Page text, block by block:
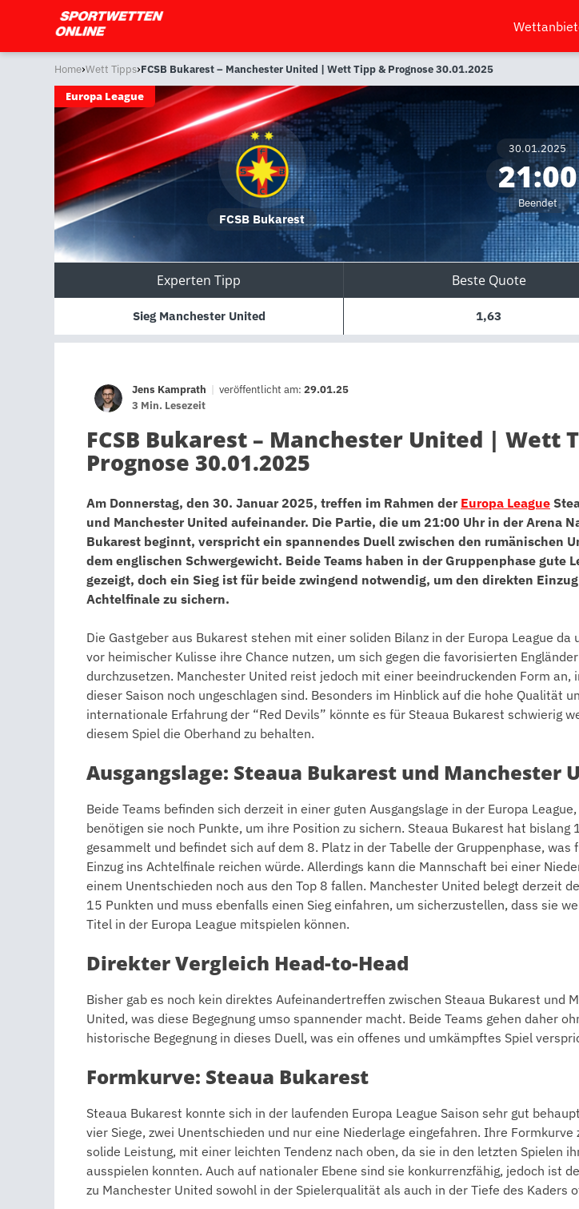
Home›Wett Tipps›FCSB Bukarest – Manchester United | Wett Tipp & Prognose 30.01.2025
Europa League
FCSB Bukarest
30.01.2025
21:00
Beendet
Experten Tipp Beste Quote
Sieg Manchester United 1,63
Jens Kamprath | veröffentlicht am: 29.01.25
3 Min. Lesezeit
FCSB Bukarest – Manchester United | Wett
Prognose 30.01.2025
Am Donnerstag, den 30. Januar 2025, treffen im Rahmen der Europa League
und Manchester United aufeinander. Die Partie, die um 21:00 Uhr in der Arena
Bukarest beginnt, verspricht ein spannendes Duell zwischen den rumänischen
dem englischen Schwergewicht. Beide Teams haben in der Gruppenphase gute
gezeigt, doch ein Sieg ist für beide zwingend notwendig, um den direkten
Achtelfinale zu sichern.
Die Gastgeber aus Bukarest stehen mit einer soliden Bilanz in der Europa League da
vor heimischer Kulisse ihre Chance nutzen, um sich gegen die favorisierten Engländer
durchzusetzen. Manchester United reist jedoch mit einer beeindruckenden Form an,
dieser Saison noch ungeschlagen sind. Besonders im Hinblick auf die hohe Qualität
internationale Erfahrung der “Red Devils” könnte es für Steaua Bukarest schwierig
diesem Spiel die Oberhand zu behalten.
Ausgangslage: Steaua Bukarest und Manchester
Beide Teams befinden sich derzeit in einer guten Ausgangslage in der Europa
benötigen sie noch Punkte, um ihre Position zu sichern. Steaua Bukarest hat bislang
gesammelt und befindet sich auf dem 8. Platz in der Tabelle der Gruppenphase, was
Einzug ins Achtelfinale reichen würde. Allerdings kann die Mannschaft bei einer
einem Unentschieden noch aus den Top 8 fallen. Manchester United belegt derzeit
15 Punkten und muss ebenfalls einen Sieg einfahren, um sicherzustellen, dass sie
Titel in der Europa League mitspielen können.
Direkter Vergleich Head-to-Head
Bisher gab es noch kein direktes Aufeinandertreffen zwischen Steaua Bukarest und
United, was diese Begegnung umso spannender macht. Beide Teams gehen daher
historische Begegnung in dieses Duell, was ein offenes und umkämpftes Spiel
Formkurve: Steaua Bukarest
Steaua Bukarest konnte sich in der laufenden Europa League Saison sehr gut
vier Siege, zwei Unentschieden und nur eine Niederlage eingefahren. Ihre Formkurve
solide Leistung, mit einer leichten Tendenz nach oben, da sie in den letzten Spielen
ausspielen konnten. Auch auf nationaler Ebene sind sie konkurrenzfähig, jedoch ist
zu Manchester United sowohl in der Spielerqualität als auch in der Tiefe des Kaders